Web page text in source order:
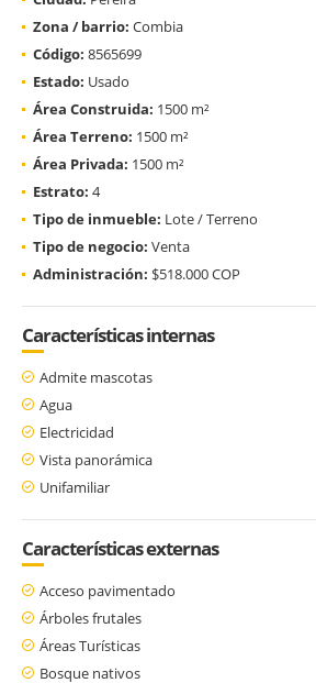
Zona / barrio: Combia
Código: 8565699
Estado: Usado
Área Construida: 1500 m²
Área Terreno: 1500 m²
Área Privada: 1500 m²
Estrato: 4
Tipo de inmueble: Lote / Terreno
Tipo de negocio: Venta
Administración: $518.000 COP
Características internas
Admite mascotas
Agua
Electricidad
Vista panorámica
Unifamiliar
Características externas
Acceso pavimentado
Árboles frutales
Áreas Turísticas
Bosque nativos